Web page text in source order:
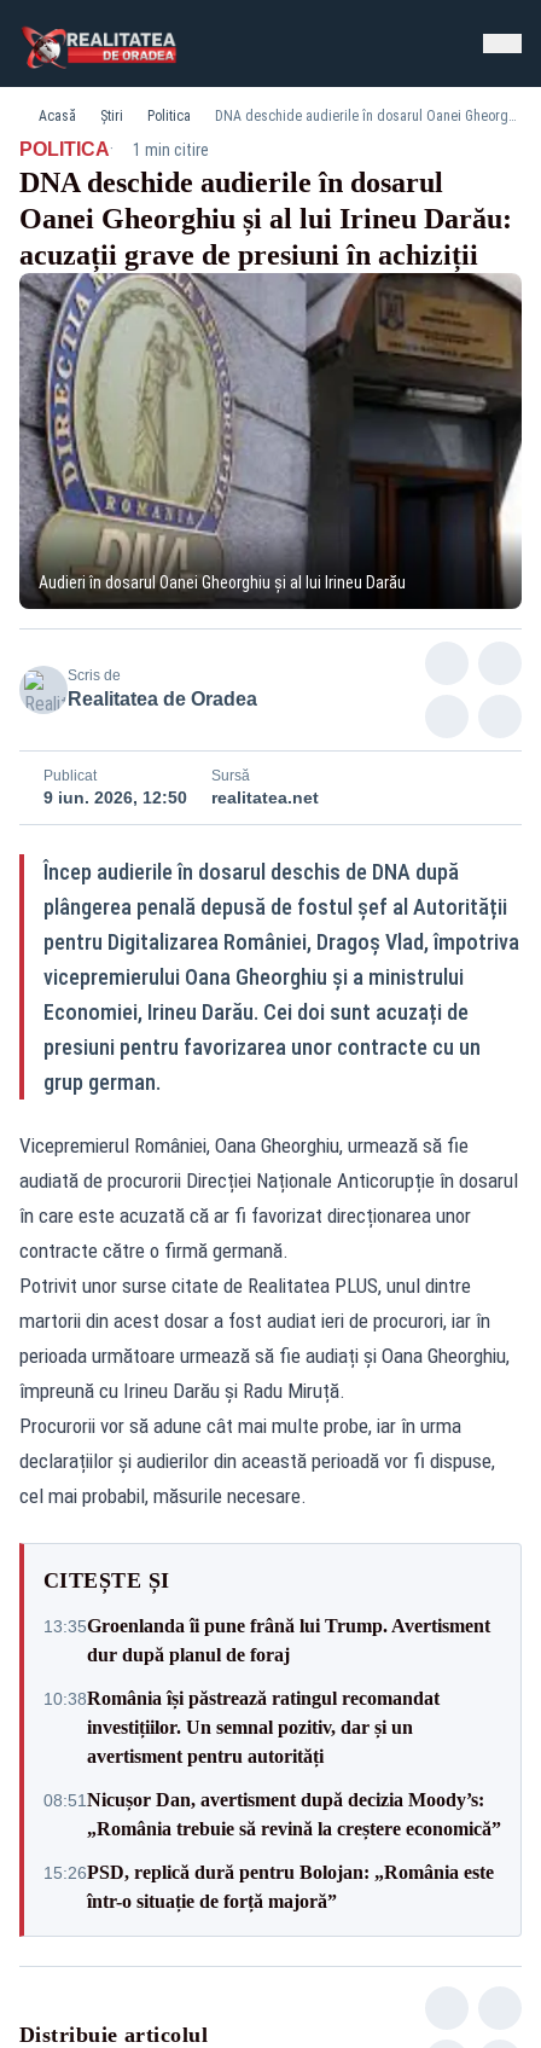
Acasă Știri Politica DNA deschide audierile în dosarul Oanei Gheorghiu și al lui Irineu Darău: acuzații grave de presiuni în achiziții
POLITICA· 1 min citire
DNA deschide audierile în dosarul
Oanei Gheorghiu și al lui Irineu Darău:
acuzații grave de presiuni în achiziții
Audieri în dosarul Oanei Gheorghiu și al lui Irineu Darău
Scris de
Realitatea de Oradea
Publicat
9 iun. 2026, 12:50
Sursă
realitatea.net
Încep audierile în dosarul deschis de DNA după
plângerea penală depusă de fostul șef al Autorității
pentru Digitalizarea României, Dragoș Vlad, împotriva
vicepremierului Oana Gheorghiu și a ministrului
Economiei, Irineu Darău. Cei doi sunt acuzați de
presiuni pentru favorizarea unor contracte cu un
grup german.
Vicepremierul României, Oana Gheorghiu, urmează să fie
audiată de procurorii Direcției Naționale Anticorupție în dosarul
în care este acuzată că ar fi favorizat direcționarea unor
contracte către o firmă germană.
Potrivit unor surse citate de Realitatea PLUS, unul dintre
martorii din acest dosar a fost audiat ieri de procurori, iar în
perioada următoare urmează să fie audiați și Oana Gheorghiu,
împreună cu Irineu Darău și Radu Miruță.
Procurorii vor să adune cât mai multe probe, iar în urma
declarațiilor și audierilor din această perioadă vor fi dispuse,
cel mai probabil, măsurile necesare.
CITEȘTE ȘI
13:35Groenlanda îi pune frână lui Trump. Avertisment
dur după planul de foraj
10:38România își păstrează ratingul recomandat
investițiilor. Un semnal pozitiv, dar și un
avertisment pentru autorități
08:51Nicușor Dan, avertisment după decizia Moody’s:
„România trebuie să revină la creștere economică”
15:26PSD, replică dură pentru Bolojan: „România este
într-o situație de forță majoră”
Distribuie articolul